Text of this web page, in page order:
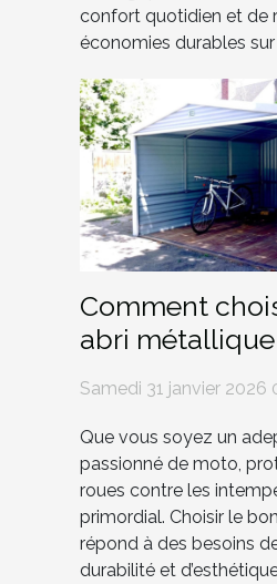
confort quotidien et de
économies durables sur
Comment
abri
Samedi 31 janvier 2026
Que vous soyez un
passionné de moto,
roues contre les
primordial. Choisir le
répond à des besoins
durabilité et